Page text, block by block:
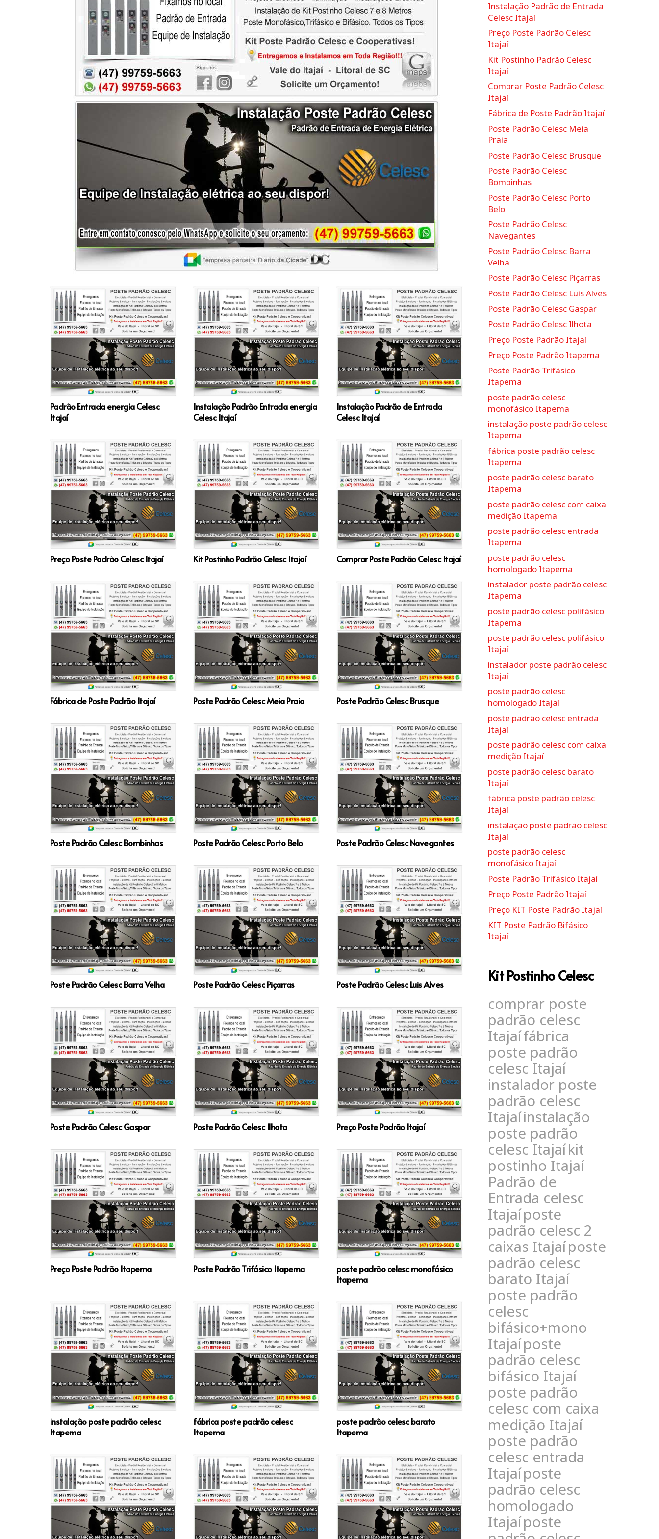
Padrão Entrada energia Celesc
Itajaí
Instalação Padrão Entrada energia
Celesc Itajaí
Instalação Padrão de Entrada
Celesc Itajaí
Preço Poste Padrão Celesc Itajaí Kit Postinho Padrão Celesc Itajaí Comprar Poste Padrão Celesc Itajaí
Fábrica de Poste Padrão Itajaí Poste Padrão Celesc Meia Praia Poste Padrão Celesc Brusque
Poste Padrão Celesc Bombinhas Poste Padrão Celesc Porto Belo Poste Padrão Celesc Navegantes
Poste Padrão Celesc Barra Velha Poste Padrão Celesc Piçarras Poste Padrão Celesc Luis Alves
Poste Padrão Celesc Gaspar Poste Padrão Celesc Ilhota Preço Poste Padrão Itajaí
Preço Poste Padrão Itapema Poste Padrão Trifásico Itapema
poste padrão celesc monofásico
Itapema
instalação poste padrão celesc
Itapema
fábrica poste padrão celesc
Itapema
poste padrão celesc barato
Itapema
Instalação Padrão de Entrada
Celesc Itajaí
Preço Poste Padrão Celesc
Itajaí
Kit Postinho Padrão Celesc
Itajaí
Comprar Poste Padrão Celesc
Itajaí
Fábrica de Poste Padrão Itajaí
Poste Padrão Celesc Meia
Praia
Poste Padrão Celesc Brusque
Poste Padrão Celesc
Bombinhas
Poste Padrão Celesc Porto
Belo
Poste Padrão Celesc
Navegantes
Poste Padrão Celesc Barra
Velha
Poste Padrão Celesc Piçarras
Poste Padrão Celesc Luis Alves
Poste Padrão Celesc Gaspar
Poste Padrão Celesc Ilhota
Preço Poste Padrão Itajaí
Preço Poste Padrão Itapema
Poste Padrão Trifásico
Itapema
poste padrão celesc
monofásico Itapema
instalação poste padrão celesc
Itapema
fábrica poste padrão celesc
Itapema
poste padrão celesc barato
Itapema
poste padrão celesc com caixa
medição Itapema
poste padrão celesc entrada
Itapema
poste padrão celesc
homologado Itapema
instalador poste padrão celesc
Itapema
poste padrão celesc polifásico
Itapema
poste padrão celesc polifásico
Itajaí
instalador poste padrão celesc
Itajaí
poste padrão celesc
homologado Itajaí
poste padrão celesc entrada
Itajaí
poste padrão celesc com caixa
medição Itajaí
poste padrão celesc barato
Itajaí
fábrica poste padrão celesc
Itajaí
instalação poste padrão celesc
Itajaí
poste padrão celesc
monofásico Itajaí
Poste Padrão Trifásico Itajaí
Preço Poste Padrão Itajaí
Preço KIT Poste Padrão Itajaí
KIT Poste Padrão Bifásico
Itajaí
Kit Postinho Celesc
comprar poste
padrão celesc
Itajaífábrica
poste padrão
celesc Itajaí
instalador poste
padrão celesc
Itajaíinstalação
poste padrão
celesc Itajaíkit
postinho Itajaí
Padrão de
Entrada celesc
Itajaíposte
padrão celesc 2
caixas Itajaíposte
padrão celesc
barato Itajaí
poste padrão
celesc
bifásico+mono
Itajaíposte
padrão celesc
bifásico Itajaí
poste padrão
celesc com caixa
medição Itajaí
poste padrão
celesc entrada
Itajaíposte
padrão celesc
homologado
Itajaíposte